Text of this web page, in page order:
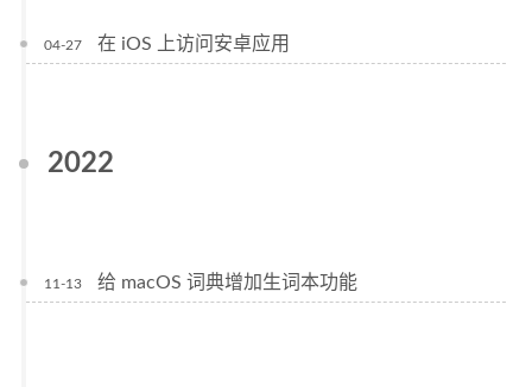
04-27 在 iOS 上访问安卓应用
2022
11-13 给 macOS 词典增加生词本功能